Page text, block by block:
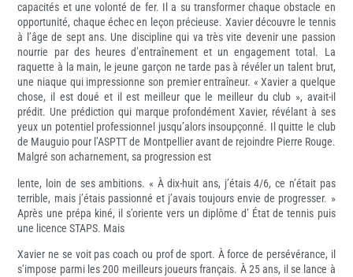
capacités et une volonté de fer. Il a su transformer chaque obstacle en
opportunité, chaque échec en leçon précieuse. Xavier découvre le tennis
à l’âge de sept ans. Une discipline qui va très vite devenir une passion
nourrie par des heures d’entraînement et un engagement total. La
raquette à la main, le jeune garçon ne tarde pas à révéler un talent brut,
une niaque qui impressionne son premier entraîneur. « Xavier a quelque
chose, il est doué et il est meilleur que le meilleur du club », avait-il
prédit. Une prédiction qui marque profondément Xavier, révélant à ses
yeux un potentiel professionnel jusqu’alors insoupçonné. Il quitte le club
de Mauguio pour l’ASPTT de Montpellier avant de rejoindre Pierre Rouge.
Malgré son acharnement, sa progression est
lente, loin de ses ambitions. « À dix-huit ans, j’étais 4/6, ce n’était pas
terrible, mais j’étais passionné et j’avais toujours envie de progresser. »
Après une prépa kiné, il s’oriente vers un diplôme d’ État de tennis puis
une licence STAPS. Mais
Xavier ne se voit pas coach ou prof de sport. À force de persévérance, il
s’impose parmi les 200 meilleurs joueurs français. À 25 ans, il se lance à